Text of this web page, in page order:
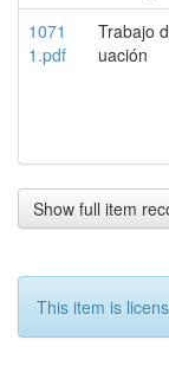
1071
1.pdf
Trabajo
uación
Show full item
This item is